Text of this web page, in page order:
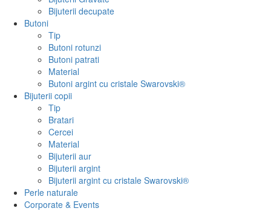
Bijuterii decupate
Butoni
Tip
Butoni rotunzi
Butoni patrati
Material
Butoni argint cu cristale Swarovski®
Bijuterii copii
Tip
Bratari
Cercei
Material
Bijuterii aur
Bijuterii argint
Bijuterii argint cu cristale Swarovski®
Perle naturale
Corporate & Events